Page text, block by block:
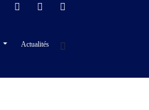
Actualités